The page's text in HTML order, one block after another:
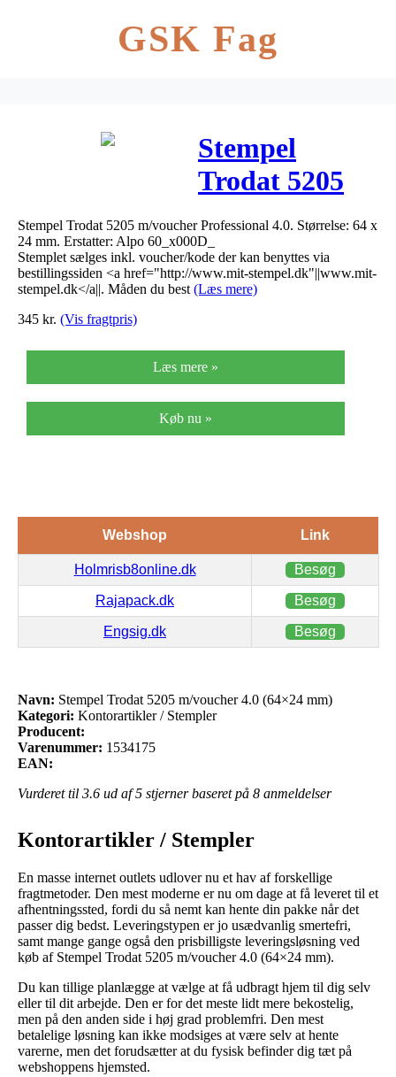
GSK Fag
Stempel
Trodat 5205
m/voucher 4.0
(64×24 mm)
Stempel Trodat 5205 m/voucher Professional 4.0. Størrelse: 64 x
24 mm. Erstatter: Alpo 60_x000D_
Stemplet sælges inkl. voucher/kode der kan benyttes via
bestillingssiden <a href="http://www.mit-stempel.dk"||www.mit-
stempel.dk</a||. Måden du best (Læs mere)
345 kr. (Vis fragtpris)
Læs mere »
Køb nu »
Webshop Link
Holmrisb8online.dk Besøg
Rajapack.dk Besøg
Engsig.dk Besøg
Navn: Stempel Trodat 5205 m/voucher 4.0 (64×24 mm)
Kategori: Kontorartikler / Stempler
Producent:
Varenummer: 1534175
EAN:
Vurderet til 3.6 ud af 5 stjerner baseret på 8 anmeldelser
Kontorartikler / Stempler
En masse internet outlets udlover nu et hav af forskellige
fragtmetoder. Den mest moderne er nu om dage at få leveret til et
afhentningssted, fordi du så nemt kan hente din pakke når det
passer dig bedst. Leveringstypen er jo usædvanlig smertefri,
samt mange gange også den prisbilligste leveringsløsning ved
køb af Stempel Trodat 5205 m/voucher 4.0 (64×24 mm).
Du kan tillige planlægge at vælge at få udbragt hjem til dig selv
eller til dit arbejde. Den er for det meste lidt mere bekostelig,
men på den anden side i høj grad problemfri. Den mest
betalelige løsning kan ikke modsiges at være selv at hente
varerne, men det forudsætter at du fysisk befinder dig tæt på
webshoppens hjemsted.